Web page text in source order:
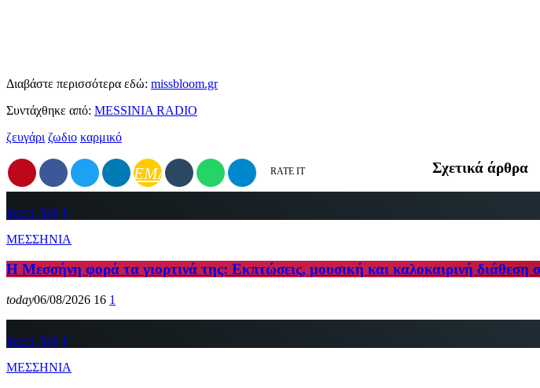
Διαβάστε περισσότερα εδώ: missbloom.gr
Συντάχθηκε από: MESSINIA RADIO
ζευγάρι ζωδιο καρμικό
EMAIL RATE IT Σχετικά άρθρα
insert_link 1
ΜΕΣΣΗΝΙΑ
Η Μεσσήνη φορά τα γιορτινά της: Εκπτώσεις, μουσική και καλοκαιρινή
today06/08/2026 16 1
insert_link 1
ΜΕΣΣΗΝΙΑ